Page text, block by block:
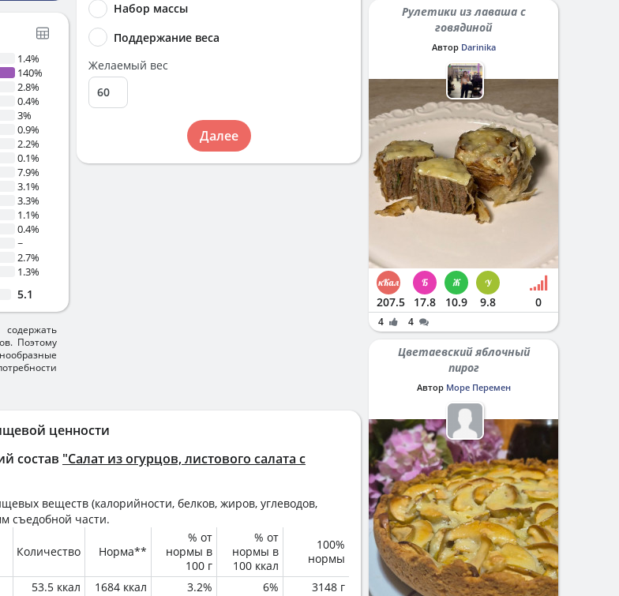
ценности
состав "Салат из огурцов, листового салата с
веществ (калорийности, белков, жиров, углеводов,
съедобной части.
Количество Норма**
% от
нормы в
100 г
% от
нормы в
100 ккал
100%
нормы
53.5 ккал 1684 ккал 3.2% 6%
3148 г
1.4%
140%
2.8%
0.4%
3%
0.9%
2.2%
0.1%
7.9%
3.1%
3.3%
1.1%
0.4%
~
2.7%
1.3%
5.1
Поэтому
Набор массы
Поддержание веса
Желаемый вес
Далее
Рулетики из лаваша с
говядиной
Автор Darinika
207.5 17.8 10.9 9.8 0
4 4
Цветаевский яблочный
пирог
Автор Море Перемен